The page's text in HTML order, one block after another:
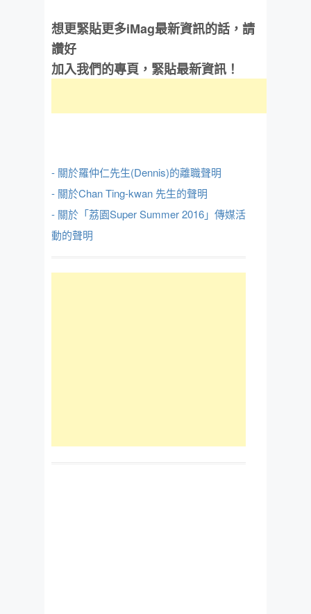
想更緊貼更多iMag最新資訊的話，請
讚好
加入我們的專頁，緊貼最新資訊！
- 關於羅仲仁先生(Dennis)的離職聲明
- 關於Chan Ting-kwan 先生的聲明
- 關於「荔園Super Summer 2016」傳媒活
動的聲明